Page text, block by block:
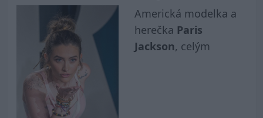
Americká modelka a
herečka Paris
Jackson, celým